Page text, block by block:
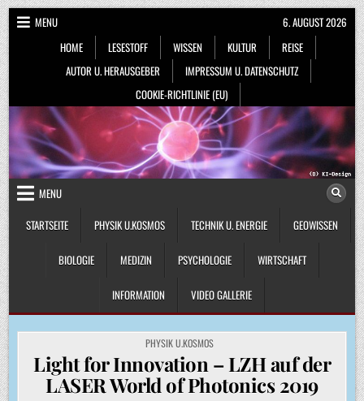
Skip
to
content
MENU
HOME
LESESTOFF WISSEN KULTUR
REISE
AUTOR U. HERAUSGEBER
IMPRESSUM U. DATENSCHUTZ
COOKIE-RICHTLINIE (EU)
6. AUGUST 2026
MENU
STARTSEITE
PHYSIK U.KOSMOS TECHNIK U. ENERGIE GEOWISSEN
BIOLOGIE MEDIZIN PSYCHOLOGIE WIRTSCHAFT
INFORMATION VIDEO GALLERIE
POSTED
IN
PHYSIK U.KOSMOS
Light for Innovation – LZH auf der
LASER World of Photonics 2019